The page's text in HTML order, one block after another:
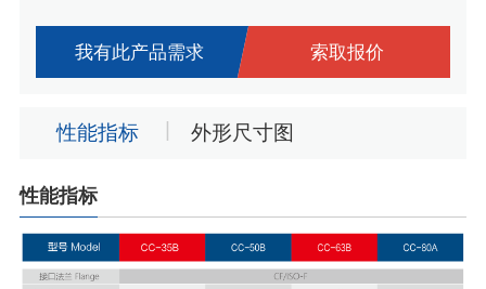
我有此产品需求 索取报价
性能指标 外形尺寸图
性能指标